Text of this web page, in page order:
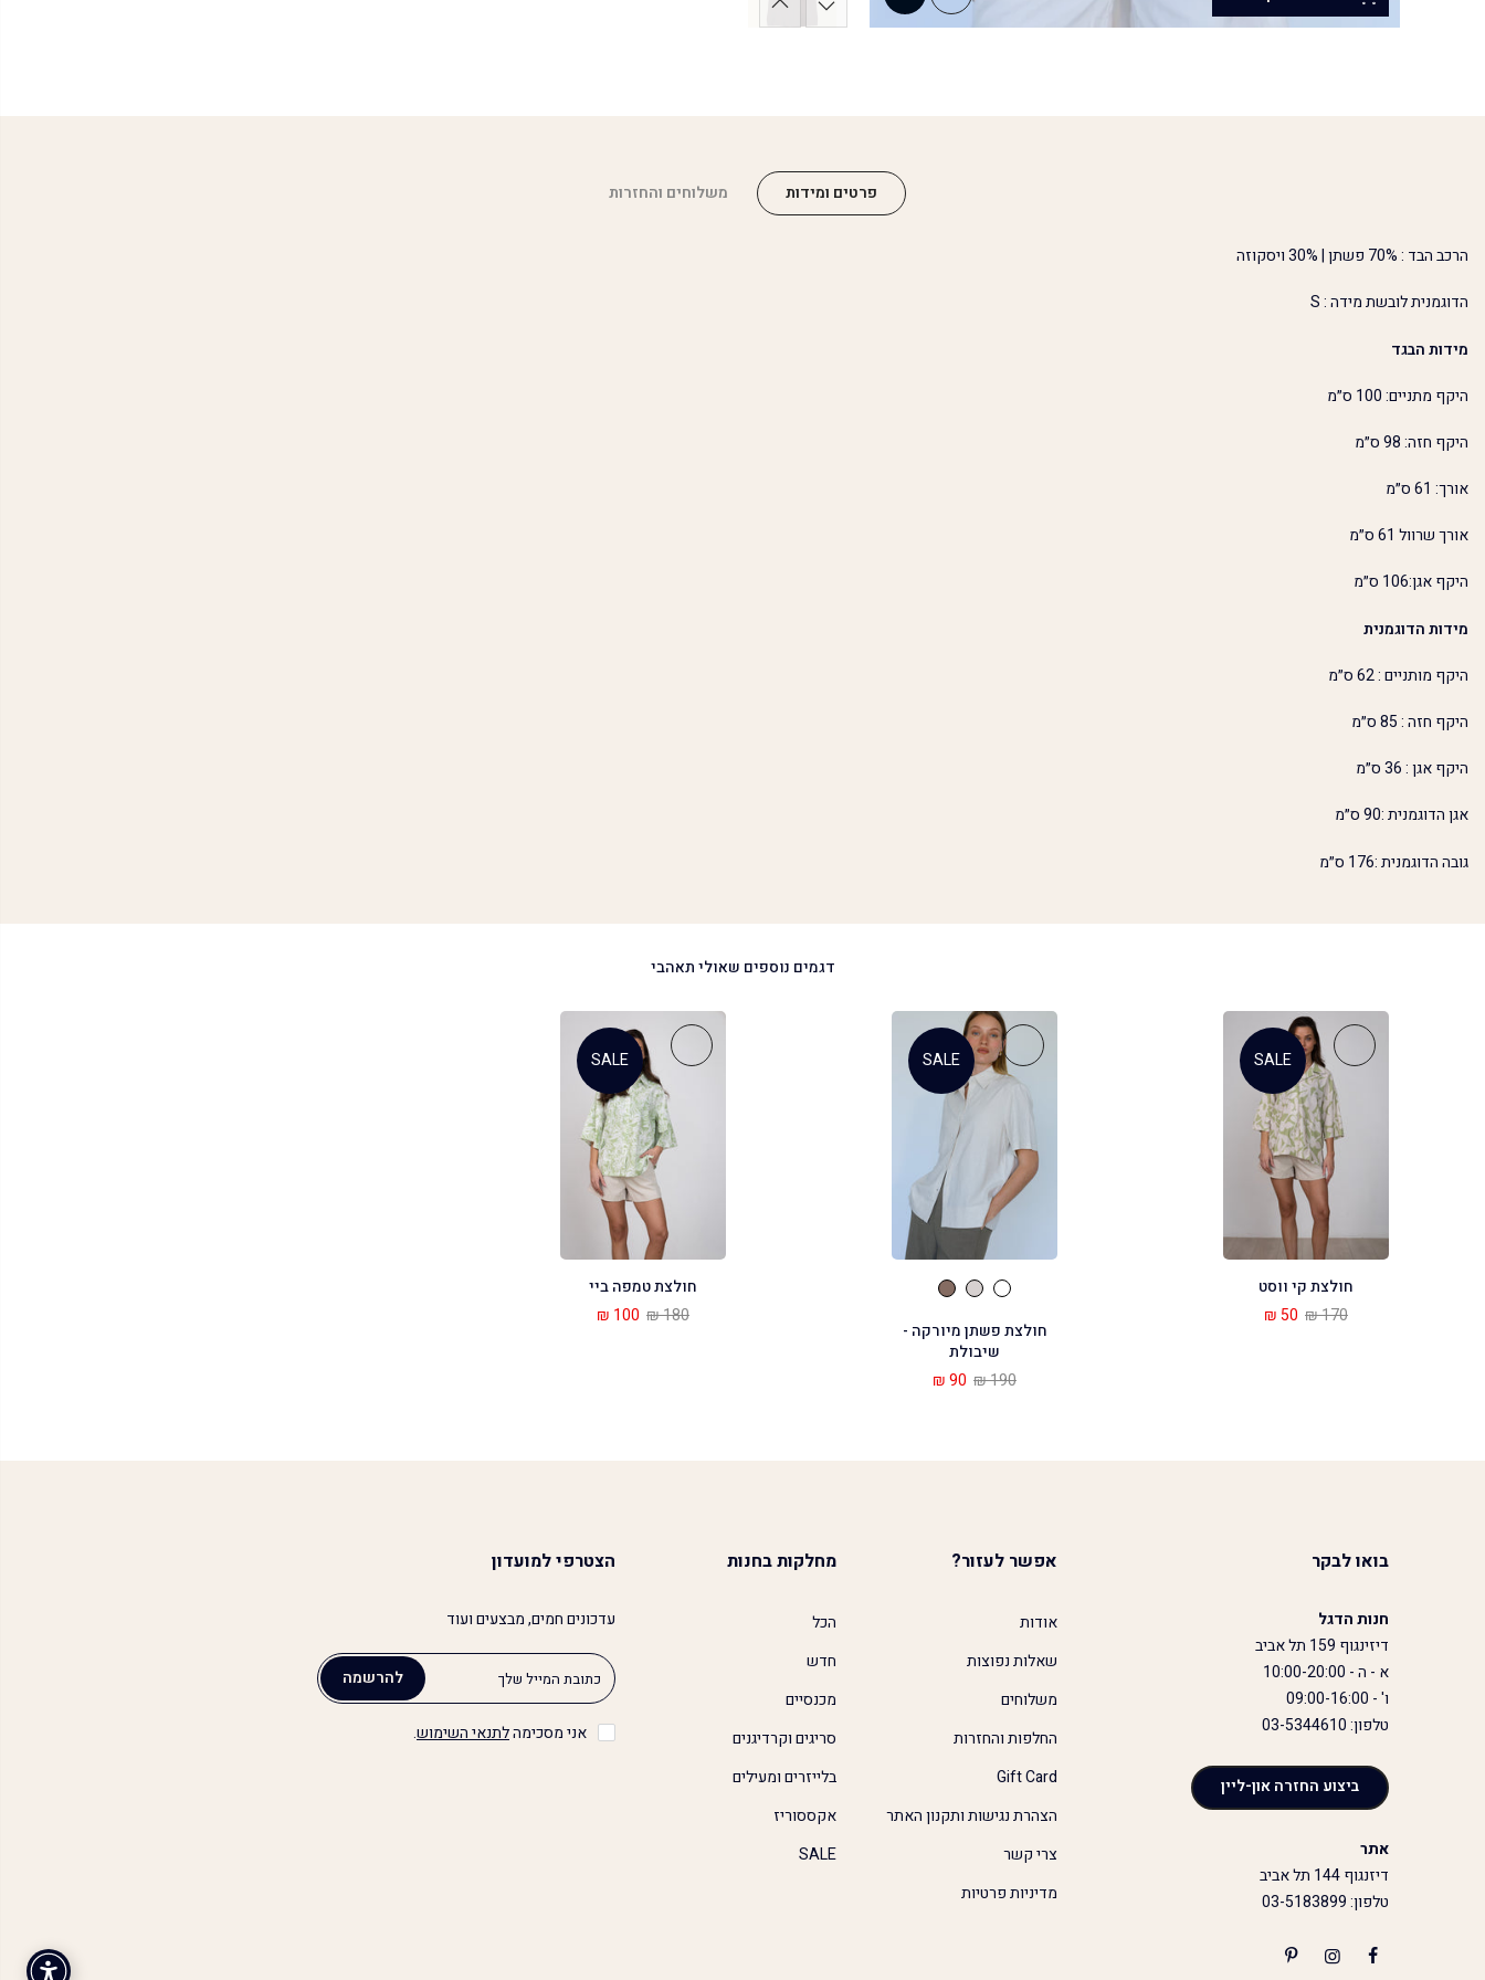
פרטים ומידות משלוחים והחזרות
הרכב הבד : 70% פשתן | 30% ויסקוזה
הדוגמנית לובשת מידה : S
מידות הבגד
היקף מתניים: 100 ס״מ
היקף חזה: 98 ס״מ
אורך: 61 ס״מ
אורך שרוול 61 ס״מ
היקף אגן:106 ס״מ
מידות הדוגמנית
היקף מותניים : 62 ס״מ
היקף חזה : 85 ס״מ
היקף אגן : 36 ס״מ
אגן הדוגמנית :90 ס״מ
גובה הדוגמנית :176 ס״מ
דגמים נוספים שאולי תאהבי
SALE
חולצת פשתן מיורקה -
שיבולת
190 ₪
90 ₪
SALE
חולצת טמפה ביי
180 ₪
100 ₪
SALE
חולצת קי ווסט
170 ₪
50 ₪
בואו לבקר
חנות הדגל
דיזינגוף 159 תל אביב
א - ה - 10:00-20:00
ו' - 09:00-16:00
טלפון: 03-5344610
ביצוע החזרה און-ליין
אתר
דיזנגוף 144 תל אביב
טלפון: 03-5183899
אפשר לעזור?
אודות
שאלות נפוצות
משלוחים
החלפות והחזרות
Gift Card
הצהרת נגישות ותקנון האתר
צרי קשר
מדיניות פרטיות
מחלקות בחנות
הכל
חדש
מכנסיים
סריגים וקרדיגנים
בלייזרים ומעילים
אקססוריז
SALE
הצטרפי למועדון
עדכונים חמים, מבצעים ועוד
להרשמה
אני מסכימהלתנאי השימוש.